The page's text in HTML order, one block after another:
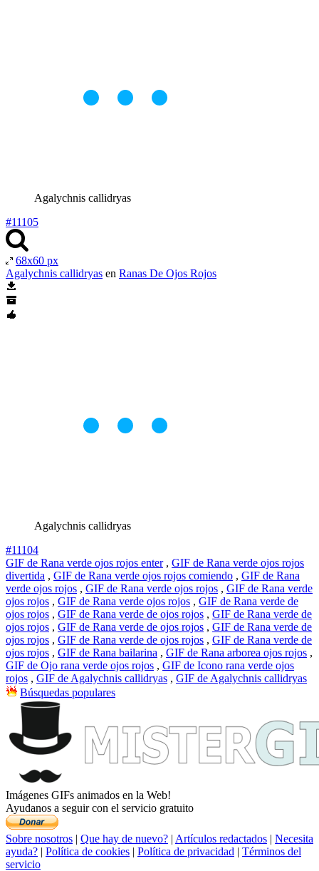
Agalychnis callidryas
#11105
68x60 px
Agalychnis callidryas en Ranas De Ojos Rojos
Agalychnis callidryas
#11104
GIF de Rana verde ojos rojos enter, GIF de Rana verde ojos rojos
divertida , GIF de Rana verde ojos rojos comiendo , GIF de Rana
verde ojos rojos , GIF de Rana verde ojos rojos , GIF de Rana verde
ojos rojos , GIF de Rana verde ojos rojos , GIF de Rana verde de
ojos rojos , GIF de Rana verde de ojos rojos , GIF de Rana verde de
ojos rojos , GIF de Rana verde de ojos rojos , GIF de Rana verde de
ojos rojos , GIF de Rana verde de ojos rojos , GIF de Rana verde de
ojos rojos , GIF de Rana bailarina , GIF de Rana arborea ojos rojos ,
GIF de Ojo rana verde ojos rojos , GIF de Icono rana verde ojos
rojos , GIF de Agalychnis callidryas , GIF de Agalychnis callidryas
Búsquedas populares
Imágenes GIFs animados en la Web!
Ayudanos a seguir con el servicio gratuito
Sobre nosotros | Que hay de nuevo? | Artículos redactados | Necesita
ayuda? | Política de cookies | Política de privacidad | Términos del
servicio